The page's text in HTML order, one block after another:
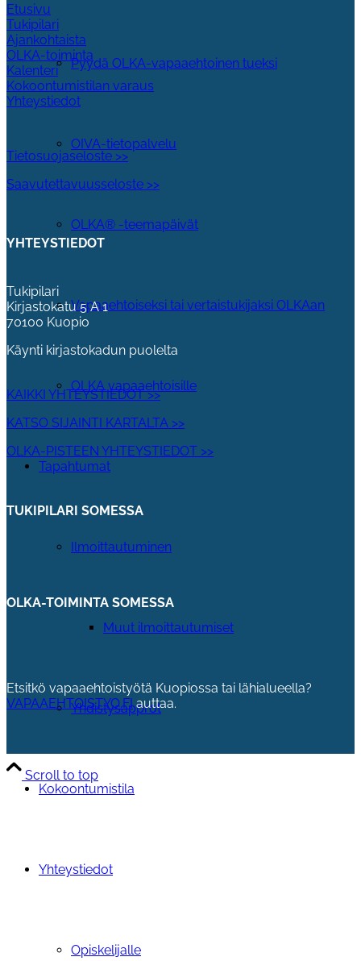
Pyydä OLKA-vapaaehtoinen tueksi
OIVA-tietopalvelu
OLKA® -teemapäivät
Vapaaehtoiseksi tai vertaistukijaksi OLKAan
OLKA vapaaehtoisille
Tapahtumat
Ilmoittautuminen
Muut ilmoittautumiset
Yhdistysapprot
Kokoontumistila
Yhteystiedot
Opiskelijalle
Etusivu
Tukipilari
Ajankohtaista
OLKA-toiminta
Kalenteri
Kokoontumistilan varaus
Yhteystiedot
Tietosuojaseloste >>
Saavutettavuusseloste >>
YHTEYSTIEDOT
Tukipilari
Kirjastokatu 5 A 1
70100 Kuopio
Käynti kirjastokadun puolelta
KAIKKI YHTEYSTIEDOT >>
KATSO SIJAINTI KARTALTA >>
OLKA-PISTEEN YHTEYSTIEDOT >>
TUKIPILARI SOMESSA
OLKA-TOIMINTA SOMESSA
Etsitkö vapaaehtoistyötä Kuopiossa tai lähialueella?
VAPAAEHTOISTYO.FIauttaa.
Scroll to top